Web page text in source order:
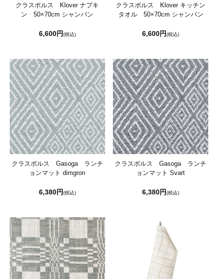
クラスボルス Klover ナプキ
ン 50×70cm シャンパン
6,600円(税込)
クラスボルス Klover キッチン
タオル 50×70cm シャンパン
6,600円(税込)
クラスボルス Gasoga ランチ
ョンマット dimgron
6,380円(税込)
クラスボルス Gasoga ランチ
ョンマット Svart
6,380円(税込)